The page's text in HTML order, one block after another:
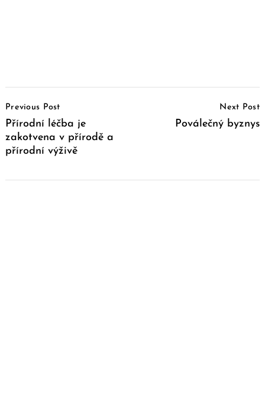
Navigation
Previous Post
Přírodní léčba je
zakotvena v přírodě a
přírodní výživě
Next Post
Poválečný byznys